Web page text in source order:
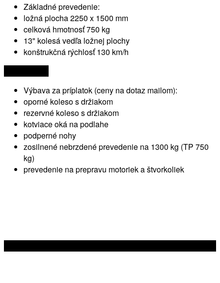
Základné prevedenie:
ložná plocha 2250 x 1500 mm
celková hmotnosť 750 kg
13" kolesá vedľa ložnej plochy
konštrukčná rýchlosť 130 km/h
Výbava za príplatok (ceny na dotaz mailom):
oporné koleso s držiakom
rezervné koleso s držiakom
kotviace oká na podlahe
podperné nohy
zosilnené nebrzdené prevedenie na 1300 kg (TP 750
kg)
prevedenie na prepravu motoriek a štvorkoliek